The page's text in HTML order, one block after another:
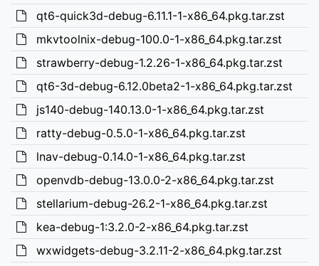
qt6-quick3d-debug-6.11.1-1-x86_64.pkg.tar.zst
mkvtoolnix-debug-100.0-1-x86_64.pkg.tar.zst
strawberry-debug-1.2.26-1-x86_64.pkg.tar.zst
qt6-3d-debug-6.12.0beta2-1-x86_64.pkg.tar.zst
js140-debug-140.13.0-1-x86_64.pkg.tar.zst
ratty-debug-0.5.0-1-x86_64.pkg.tar.zst
lnav-debug-0.14.0-1-x86_64.pkg.tar.zst
openvdb-debug-13.0.0-2-x86_64.pkg.tar.zst
stellarium-debug-26.2-1-x86_64.pkg.tar.zst
kea-debug-1:3.2.0-2-x86_64.pkg.tar.zst
wxwidgets-debug-3.2.11-2-x86_64.pkg.tar.zst